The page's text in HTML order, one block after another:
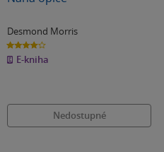
Desmond Morris
4.0
z
5
hvězdiček
E-kniha
Nedostupné